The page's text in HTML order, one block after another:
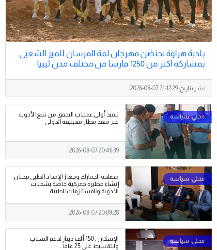
بلدية هراوة تحتضن مهرجان لمة الفرسان للميز الشعبي
بمشاركة اكثر من 1250 فارسا من مختلف مدن ليبيا
نشر بتاريخ:2026-08-07 21:12:29
تنفيذ أولى عمليات التحقق من تتبع الأدوية
عبر منفذ مطار معيتيقة الدولي
2026-08-07 20:46:39
مصلحة الجمارك وجهاز الإمداد الطبي تبحثان
إنشاء حظيرة جمركية خاصة بشحنات
الأدوية والمستلزمات الطبية .
2026-08-07 20:09:28
الإسكان : 150 ألف دينار لدعم الشباب
والتقسيط على 25 عاماً .